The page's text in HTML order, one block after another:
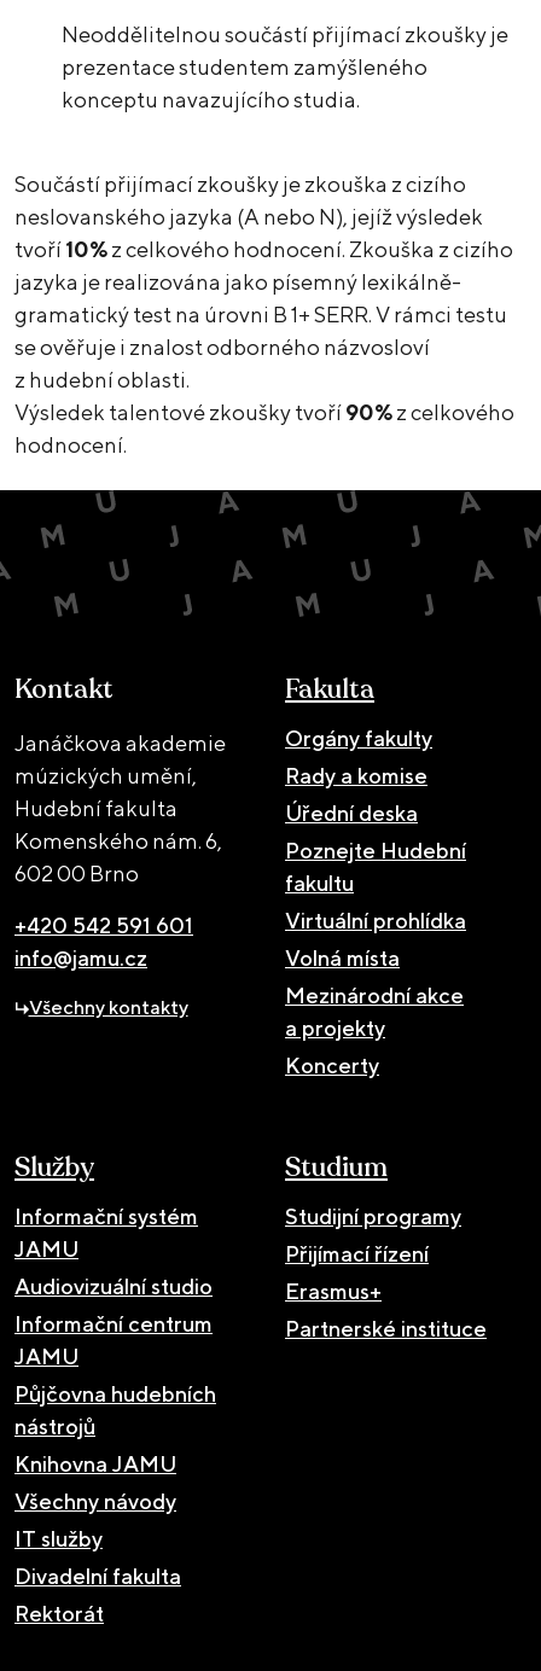
Neoddělitelnou součástí přijímací zkoušky je
prezentace studentem zamýšleného
konceptu navazujícího studia.
Součástí přijímací zkoušky je zkouška z cizího
neslovanského jazyka (A nebo N), jejíž výsledek
tvoří10%z celkového hodnocení. Zkouška z cizího
jazyka je realizována jako písemný lexikálně-
gramatický test na úrovni B 1+ SERR. V rámci testu
se ověřuje i znalost odborného názvosloví
z hudební oblasti.
Výsledek talentové zkoušky tvoří90%z celkového
hodnocení.
Kontakt
Janáčkova akademie
múzických umění,
Hudební fakulta
Komenského nám. 6,
602 00 Brno
+420 542 591 601
info@jamu.cz
Všechny kontakty
Fakulta
Orgány fakulty
Rady a komise
Úřední deska
Poznejte Hudební
fakultu
Virtuální prohlídka
Volná místa
Mezinárodní akce
a projekty
Koncerty
Služby
Informační systém
JAMU
Audiovizuální studio
Informační centrum
JAMU
Půjčovna hudebních
nástrojů
Knihovna JAMU
Všechny návody
IT služby
Divadelní fakulta
Rektorát
Studium
Studijní programy
Přijímací řízení
Erasmus+
Partnerské instituce